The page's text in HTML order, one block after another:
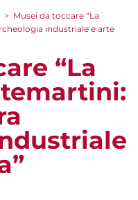
> Musei da toccare “La
industriale e arte
“La